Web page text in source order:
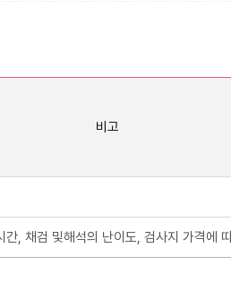
비고
간, 채검 및해석의 난이도, 검사지 가격에